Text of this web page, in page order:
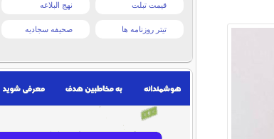
قیمت تبلت نهج البلاغه
تیتر روزنامه ها صحیفه سجادیه